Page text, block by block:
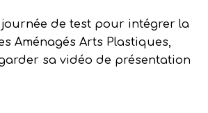
de test pour intégrer la
Aménagés Arts Plastiques,
sa vidéo de présentation